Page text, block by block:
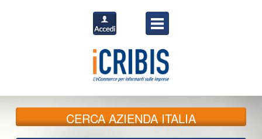
CERCAAZIENDA ITALIA